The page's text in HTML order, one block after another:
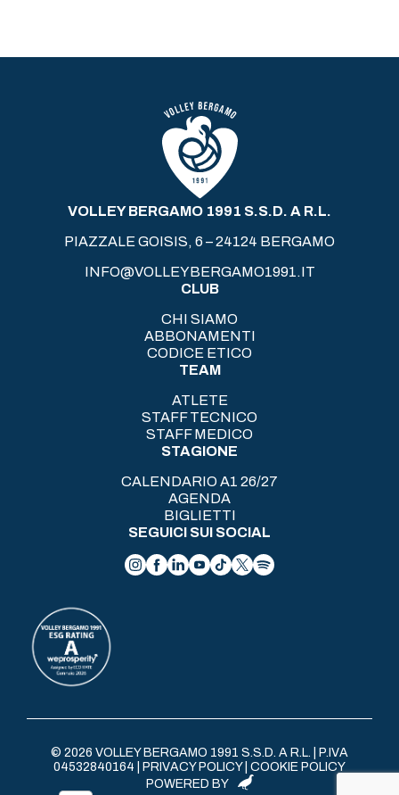
VOLLEY BERGAMO 1991 S.S.D. A R.L.
PIAZZALE GOISIS, 6 – 24124 BERGAMO
INFO@VOLLEYBERGAMO1991.IT
CLUB
CHI SIAMO
ABBONAMENTI
CODICE ETICO
TEAM
ATLETE
STAFF TECNICO
STAFF MEDICO
STAGIONE
CALENDARIO A1 26/27
AGENDA
BIGLIETTI
SEGUICI SUI SOCIAL
© 2026 VOLLEY BERGAMO 1991 S.S.D. A R.L. | P.IVA
04532840164 |
PRIVACY POLICY| COOKIE POLICY
POWERED BY